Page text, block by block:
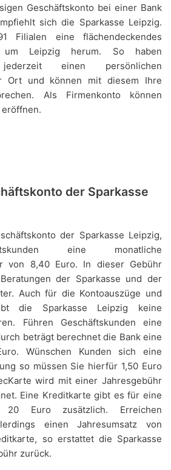
Geschäftskonto bei einer Bank
sich die Sparkasse Leipzig.
Filialen eine flächendeckendes
Leipzig herum. So haben
jederzeit einen persönlichen
Ort und können mit diesem Ihre
Als Firmenkonto können
eröffnen.
der Sparkasse
der Sparkasse Leipzig,
eine monatliche
von 8,40 Euro. In dieser Gebühr
der Sparkasse und der
Auch für die Kontoauszüge und
die Sparkasse Leipzig keine
Führen Geschäftskunden eine
beträgt berechnet die Bank eine
Wünschen Kunden sich eine
so müssen Sie hierfür 1,50 Euro
wird mit einer Jahresgebühr
Eine Kreditkarte gibt es für eine
20 Euro zusätzlich. Erreichen
einen Jahresumsatz von
so erstattet die Sparkasse
zurück.